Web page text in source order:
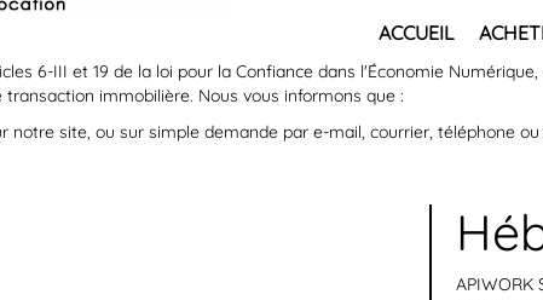
ACCUEIL
6-III et 19 de la loi pour la Confiance dans l'Économie
immobilière. Nous vous informons que :
notre site, ou sur simple demande par e-mail, courrier, téléphone
APIWORK